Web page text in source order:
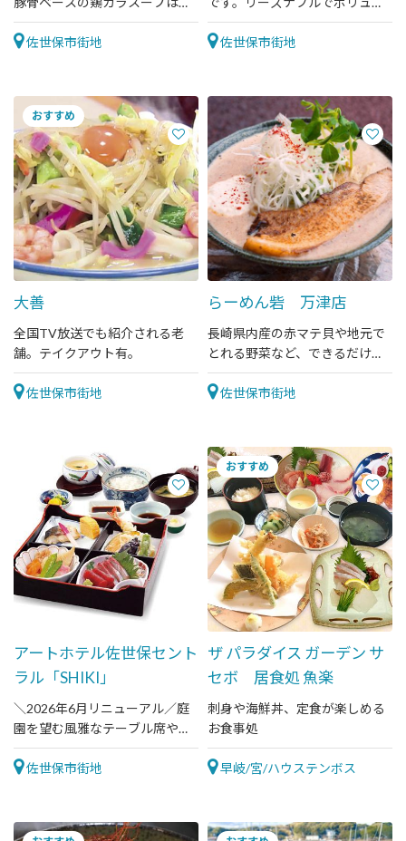
てもまろやか。
佐世保市街地
ム◎の中華が楽しめます。
佐世保市街地
大善
全国TV放送でも紹介される老
舗。テイクアウト有。
佐世保市街地
らーめん砦 万津店
長崎県内産の赤マテ貝や地元で
とれる野菜など、できるだけ地
産池消にこだわった元祖貝白湯
スープを使った創作ラーメン屋
佐世保市街地
アートホテル佐世保セント
ラル「SHIKI」
＼2026年6月リニューアル／庭
園を望む風雅なテーブル席や、
個室も完備。佐世保・長崎の地
元食材を活かした和洋ビュッフ
佐世保市街地
ザ パラダイス ガーデン サ
セボ 居食処 魚楽
刺身や海鮮丼、定食が楽しめる
お食事処
早岐/宮/ハウステンボス